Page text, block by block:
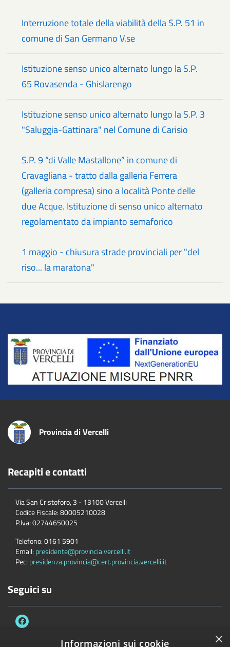
Interruzione totale della viabilità della S.P. 51 in
comune di San Germano V.se
Istituzione senso unico alternato lungo la S.P.
65 Rovasenda - Ghislarengo
Istituzione senso unico alternato lungo la S.P. 3
"Saluggia-Gattinara" nel Comune di Carisio
S.P. 9 “di Valle Mastallone” in comune di
Cravagliana - tratto dalla galleria Ferrera
(galleria compresa) sino a località Ponte delle
due Acque. Istituzione di senso unico alternato
regolamentato da impianto semaforico
1 maggio - chiusura strade provinciali per "del
riso... la maratona"
Title
Provincia di Vercelli
Recapiti e contatti
Via San Cristoforo, 3 - 13100 Vercelli
Codice Fiscale:80005210028
P.Iva:02744650025
Telefono:0161 5901
Email: presidente@provincia.vercelli.it
Pec: presidenza.provincia@cert.provincia.vercelli.it
Seguici su
×
Informazioni sui cookie